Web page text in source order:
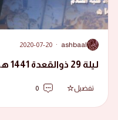
A
ashbaal
·
2020-07-20
ليلة 29 ذوالقعدة 1441 هجرية
تفضيل 0